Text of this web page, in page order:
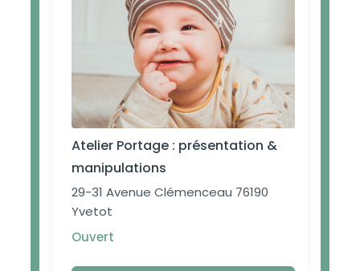
Atelier Portage : présentation &
manipulations
29-31 Avenue Clémenceau 76190
Yvetot
Ouvert